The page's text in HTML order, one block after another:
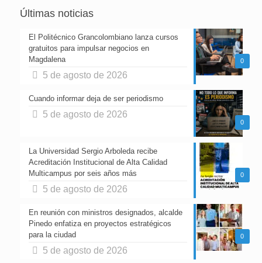
Últimas noticias
0
El Politécnico Grancolombiano lanza cursos
gratuitos para impulsar negocios en
Magdalena
5 de agosto de 2026
0
Cuando informar deja de ser periodismo
5 de agosto de 2026
0
La Universidad Sergio Arboleda recibe
Acreditación Institucional de Alta Calidad
Multicampus por seis años más
5 de agosto de 2026
0
En reunión con ministros designados, alcalde
Pinedo enfatiza en proyectos estratégicos
para la ciudad
5 de agosto de 2026